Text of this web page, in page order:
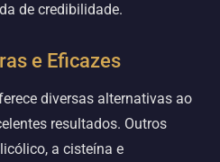
de credibilidade.
e Eficazes
diversas alternativas ao
resultados. Outros
a cisteína e